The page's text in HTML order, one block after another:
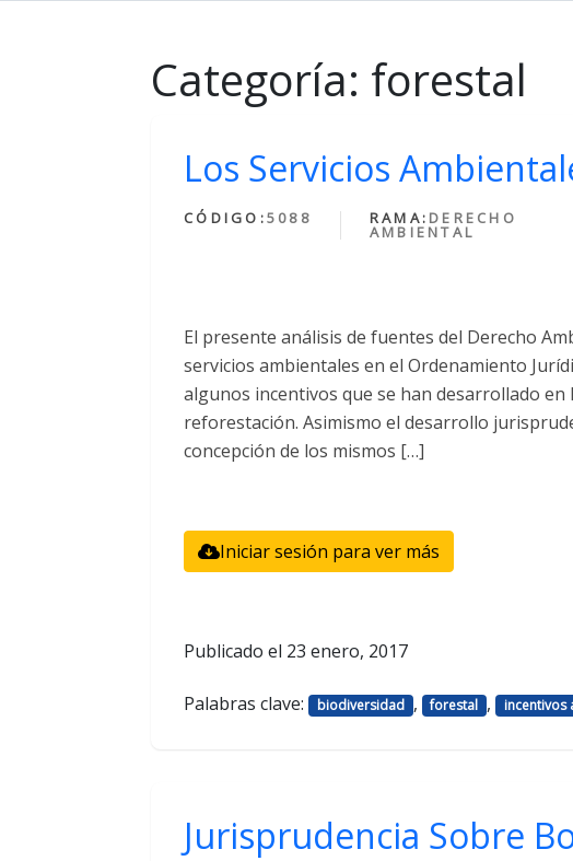
Categoría: forestal
Los Servicios
CÓDIGO:5088 RAMA: DERECHO
AMBIENTAL
El presente análisis de fuentes del Derecho
servicios ambientales en el Ordenamiento
algunos incentivos que se han desarrollado en
reforestación. Asimismo el desarrollo
concepción de los mismos […]
Iniciar sesión para ver más
Publicado el 23 enero, 2017
Palabras clave: biodiversidad , forestal , incentivos
Jurisprudencia Sobre